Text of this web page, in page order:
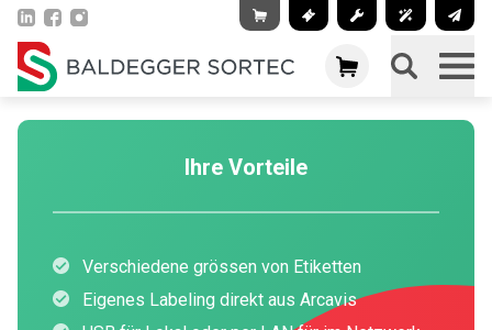
Ihre Vorteile
Verschiedene grössen von Etiketten
Eigenes Labeling direkt aus Arcavis